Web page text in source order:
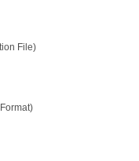
(Macro-enabled Presentation File)
(Open XML presentation Format)